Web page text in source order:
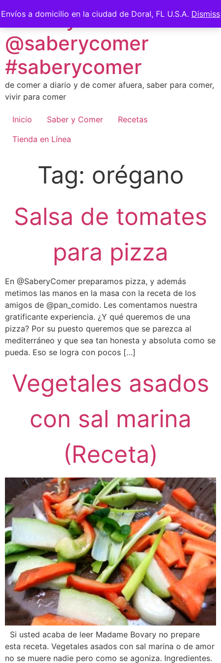
Envíos a domicilio en la ciudad de Doral, FL U.S.A. Dismiss
to
content
Saber y Comer -
@saberycomer
#saberycomer
de comer a diario y de comer afuera, saber para comer,
vivir para comer
Inicio Saber y Comer
Recetas
Tienda en Línea
Tag: orégano
Salsa de tomates
para pizza
En @SaberyComer preparamos pizza, y además
metimos las manos en la masa con la receta de los
amigos de @pan_comido. Les comentamos nuestra
gratificante experiencia. ¿Y qué queremos de una
pizza? Por su puesto queremos que se parezca al
mediterráneo y que sea tan honesta y absoluta como se
pueda. Eso se logra con pocos […]
Vegetales asados
con sal marina
(Receta)
Si usted acaba de leer Madame Bovary no prepare
esta receta. Vegetales asados con sal marina o de amor
no se muere nadie pero como se agoniza. Ingredientes.